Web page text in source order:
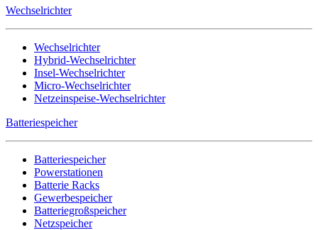
Wechselrichter
Wechselrichter
Hybrid-Wechselrichter
Insel-Wechselrichter
Micro-Wechselrichter
Netzeinspeise-Wechselrichter
Batteriespeicher
Batteriespeicher
Powerstationen
Batterie Racks
Gewerbespeicher
Batteriegroßspeicher
Netzspeicher